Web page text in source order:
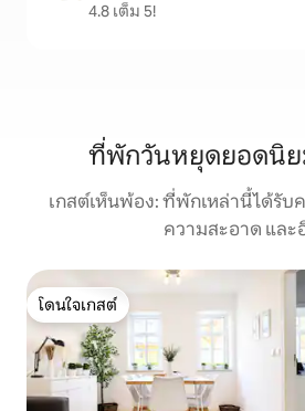
4.8 เต็ม 5!
ที่พักวันหยุดยอดนิย
เกสต์เห็นพ้อง: ที่พักเหล่านี้ได้รับ
ความสะอาด และ
โดนใจเกสต์
โดนใจเกสต์